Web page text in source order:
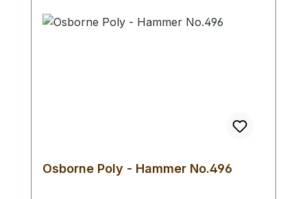
Osborne Poly - Hammer No.496